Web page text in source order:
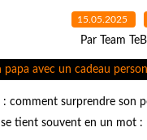
15.05.2025
Par Team
comment surprendre son
tient souvent en un mot